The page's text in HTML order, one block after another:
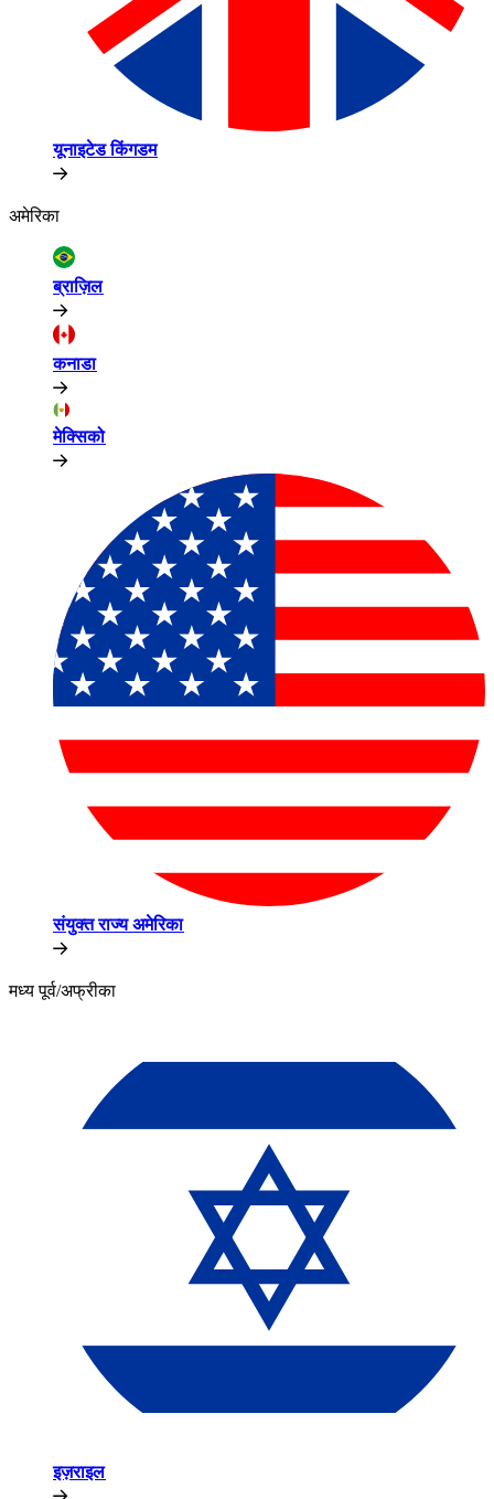
यूनाइटेड किंगडम​​
अमेरिका​​
ब्राज़िल​​
कनाडा​​
मेक्सिको​​
संयुक्त राज्य अमेरिका​​
मध्य पूर्व/अफ्रीका​​
इज़राइल​​